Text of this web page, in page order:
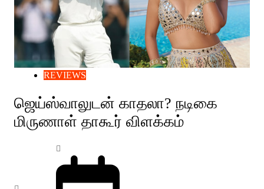
REVIEWS
ஜெய்ஸ்வாலுடன் காதலா? நடிகை
மிருணாள் தாகூர் விளக்கம்